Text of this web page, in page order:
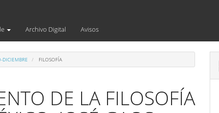
Archivo Digital Avisos
FILOSOFÍA
DE LA FILOSOFÍA